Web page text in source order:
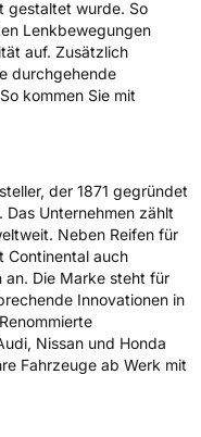
gestaltet wurde. So
Lenkbewegungen
auf. Zusätzlich
durchgehende
kommen Sie mit
der 1871 gegründet
Unternehmen zählt
Neben Reifen für
Continental auch
an. Die Marke steht für
Innovationen in
Nissan und Honda
Fahrzeuge ab Werk mit